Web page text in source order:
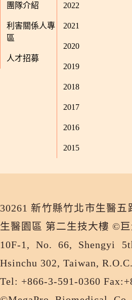
團隊介紹
利害關係人專
區
人才招募
2022
2021
2020
2019
2018
2017
2016
2015
30261 新竹縣竹北市生醫
生醫園區 第二生技大樓 ©
10F-1, No. 66, Shengyi
Hsinchu 302, Taiwan, R.O.C.
Tel: +866-3-591-0360